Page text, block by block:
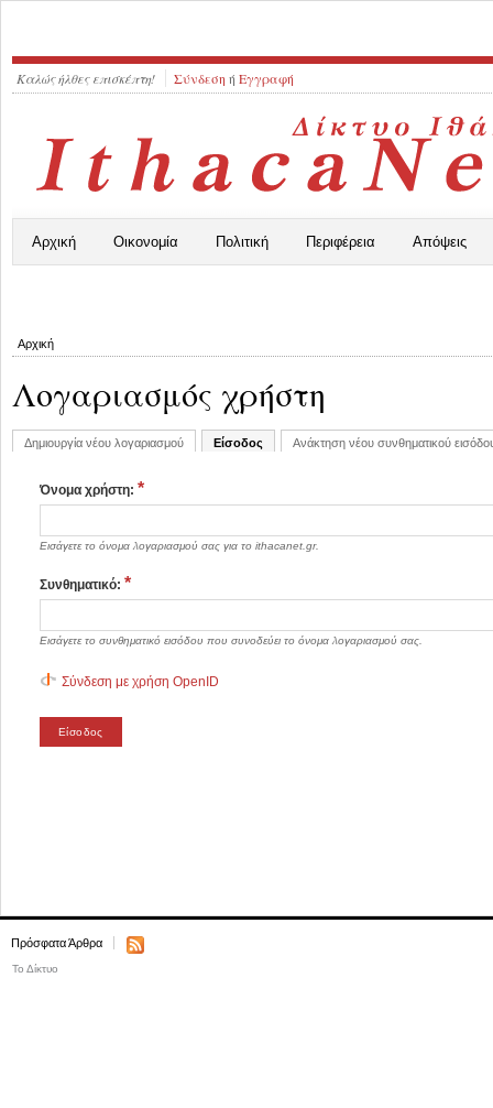
Καλώς ήλθες επισκέπτη! Σύνδεση ή Εγγραφή
Αρχική Οικονομία Πολιτική Περιφέρεια Απόψεις
Αρχική
Λογαριασμός χρήστη
Δημιουργία νέου λογαριασμού Είσοδος Ανάκτηση νέου συνθηματικού
Όνομα χρήστη: *
Εισάγετε το όνομα λογαριασμού σας για το ithacanet.gr.
Συνθηματικό: *
Εισάγετε το συνθηματικό εισόδου που συνοδεύει το όνομα λογαριασμού σας.
Σύνδεση με χρήση OpenID
Πρόσφατα Άρθρα
Το Δίκτυο